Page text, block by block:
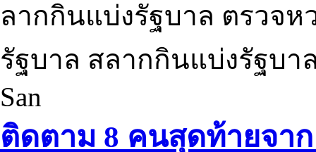
ลากกินแบ่งรัฐบาล ตรวจ
รัฐบาล สลากกินแบ่งรัฐบา
San
ติดตาม 8 คนสุดท้ายจาก